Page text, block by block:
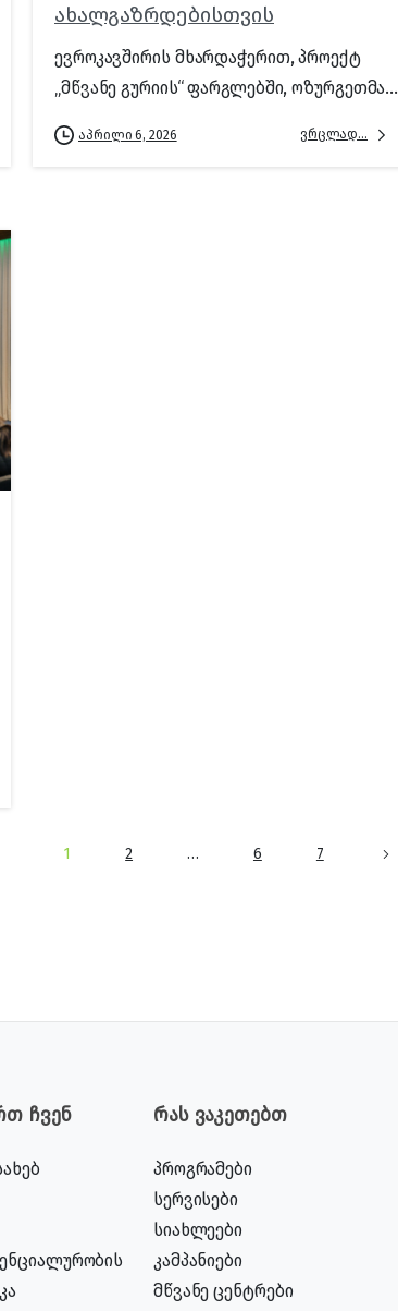
ახალგაზრდებისთვის
ევროკავშირის მხარდაჭერით, პროექტ
„მწვანე გურიის“ ფარგლებში, ოზურგეთმა...
აპრილი 6, 2026 ვრცლად...
1 2 … 6 7
ჩვენ რას ვაკეთებთ
პროგრამები
სერვისები
სიახლეები
კამპანიები
მწვანე ცენტრები